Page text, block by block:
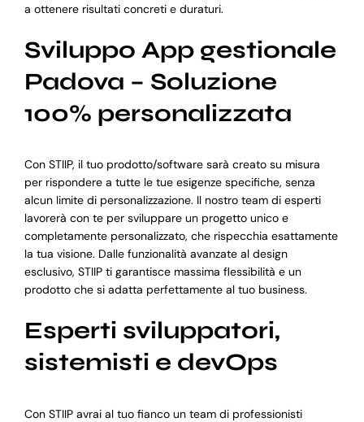
a ottenere risultati concreti e duraturi.
Sviluppo App gestionale
Padova – Soluzione
100% personalizzata
Con STIIP, il tuo prodotto/software sarà creato su misura
per rispondere a tutte le tue esigenze specifiche, senza
alcun limite di personalizzazione. Il nostro team di esperti
lavorerà con te per sviluppare un progetto unico e
completamente personalizzato, che rispecchia esattamente
la tua visione. Dalle funzionalità avanzate al design
esclusivo, STIIP ti garantisce massima flessibilità e un
prodotto che si adatta perfettamente al tuo business.
Esperti sviluppatori,
sistemisti e devOps
Con STIIP avrai al tuo fianco un team di professionisti